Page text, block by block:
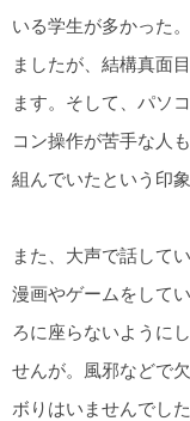
いる学生が多かった
ましたが、結構真面
ます。そして、パソ
コン操作が苦手な人
組んでいたという印象
また、大声で話して
漫画やゲームをして
ろに座らないように
せんが。風邪などで
ボりはいませんでし